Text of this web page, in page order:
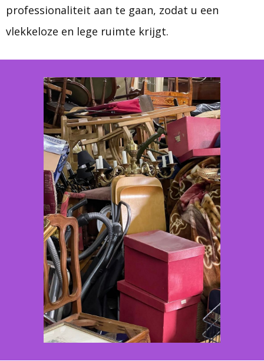
professionaliteit aan te gaan, zodat u een
vlekkeloze en lege ruimte krijgt.